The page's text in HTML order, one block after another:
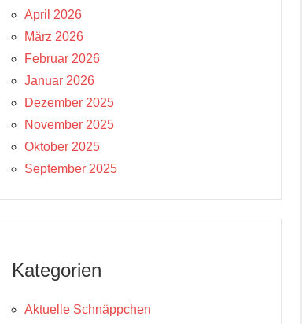
April 2026
März 2026
Februar 2026
Januar 2026
Dezember 2025
November 2025
Oktober 2025
September 2025
Kategorien
Aktuelle Schnäppchen